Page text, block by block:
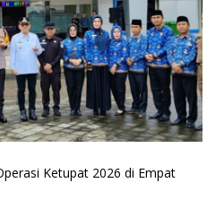
Ketupat 2026 di Empat